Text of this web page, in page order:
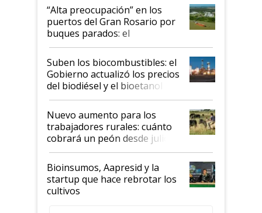
“Alta preocupación” en los
puertos del Gran Rosario por
buques parados: el
funcionamiento de las
exportadoras en tensión tras
la medida de fuerza de los
prácticos
Suben los biocombustibles: el
Gobierno actualizó los precios
del biodiésel y el bioetanol
Nuevo aumento para los
trabajadores rurales: cuánto
cobrará un peón desde julio
Bioinsumos, Aapresid y la
startup que hace rebrotar los
cultivos